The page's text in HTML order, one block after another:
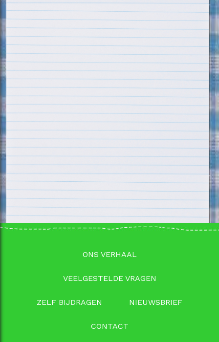
ONS VERHAAL
VEELGESTELDE VRAGEN
ZELF BIJDRAGEN NIEUWSBRIEF
CONTACT